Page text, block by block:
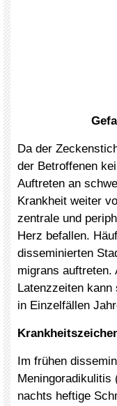
Da der
der Betroffenen
Auftreten an
Krankheit weiter
zentrale und
Herz befallen.
disseminierten
migrans auftreten.
Latenzzeiten
in Einzelfällen
Im frühen
Meningoradikulitis
nachts heftige